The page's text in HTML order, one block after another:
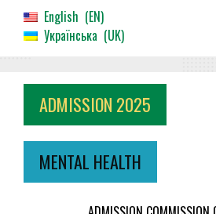
English
EN
Українська
UK
ADMISSION 2025
MENTAL HEALTH